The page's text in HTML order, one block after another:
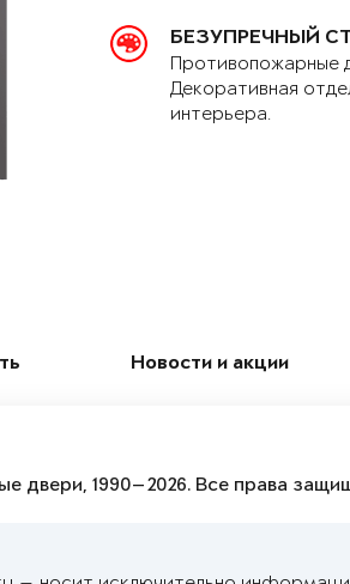
БЕЗУПРЕЧНЫЙ
Противопожарные
Декоративная
интерьера.
Новости и акции
1990—2026. Все права